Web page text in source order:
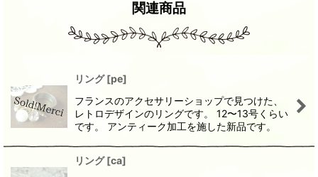
関連商品
リング [pe]
フランスのアクセサリーショップで見つけた、
レトロデザインのリングです。 12〜13号くらい
です。 アンティーク加工を施した新品です。
リング [ca]